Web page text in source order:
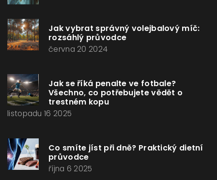
Jak vybrat správný volejbalový míč:
rozsáhlý průvodce
června 20 2024
Jak se říká penalte ve fotbale?
Všechno, co potřebujete vědět o
trestném kopu
listopadu 16 2025
Co smíte jíst při dně? Praktický dietní
průvodce
října 6 2025